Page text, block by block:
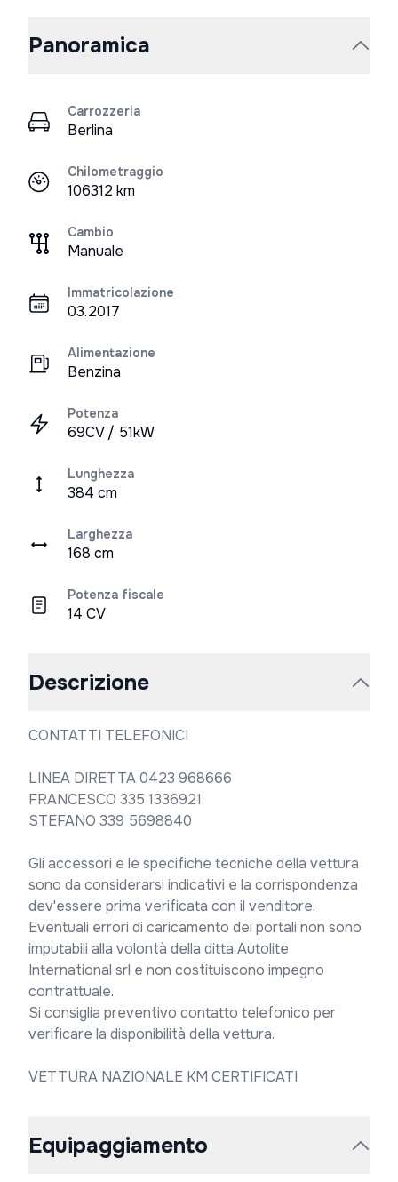
Panoramica
Carrozzeria
Berlina
Chilometraggio
106312 km
Cambio
Manuale
Immatricolazione
03.2017
Alimentazione
Benzina
Potenza
69CV / 51kW
Lunghezza
384 cm
Larghezza
168 cm
Potenza fiscale
14 CV
Descrizione
CONTATTI TELEFONICI
LINEA DIRETTA 0423 968666
FRANCESCO 335 1336921
STEFANO 339 5698840
Gli accessori e le specifiche tecniche della vettura
sono da considerarsi indicativi e la corrispondenza
dev'essere prima verificata con il venditore.
Eventuali errori di caricamento dei portali non sono
imputabili alla volontà della ditta Autolite
International srl e non costituiscono impegno
contrattuale.
Si consiglia preventivo contatto telefonico per
verificare la disponibilità della vettura.
VETTURA NAZIONALE KM CERTIFICATI
Equipaggiamento